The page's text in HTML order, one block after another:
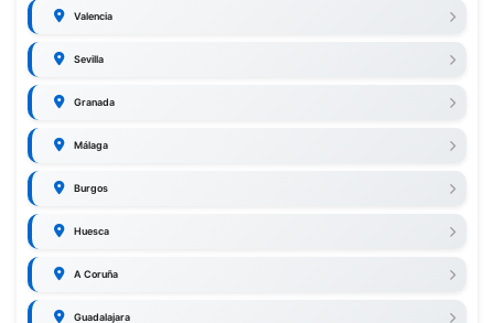
Valencia
Sevilla
Granada
Málaga
Burgos
Huesca
A Coruña
Guadalajara